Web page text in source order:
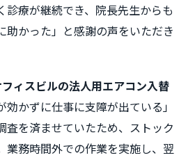
診療が継続でき、院長先生からも
助かった」と感謝の声をいただき
ィスビルの法人用エアコン入替
かずに仕事に支障が出ている」
査を済ませていたため、ストック
業務時間外での作業を実施し、翌